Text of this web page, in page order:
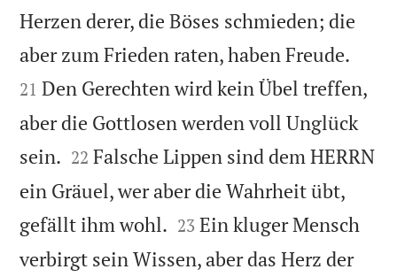
Herzen derer, die Böses schmieden; die
aber zum Frieden raten, haben Freude.
21 Den Gerechten wird kein Übel treffen,
aber die Gottlosen werden voll Unglück
sein. 

22 Falsche Lippen sind dem HERRN
ein Gräuel, wer aber die Wahrheit übt,
gefällt ihm wohl. 

23 Ein kluger Mensch
verbirgt sein Wissen, aber das Herz der